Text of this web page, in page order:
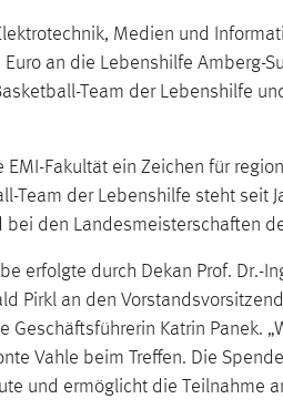
Medien und
an die Lebenshilfe Amberg-
Team der Lebenshilfe
Fakultät ein Zeichen für
Team der Lebenshilfe steht seit
den Landesmeisterschaften
erfolgte durch Dekan Prof. Dr.-
Pirkl an den
Geschäftsführerin Katrin Panek.
Vahle beim Treffen. Die
und ermöglicht die Teilnahme